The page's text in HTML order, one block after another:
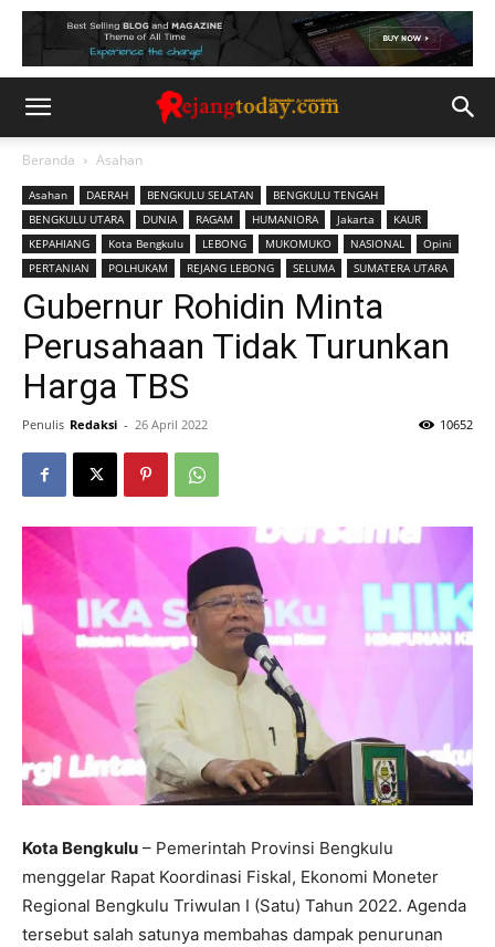
Beranda Asahan
Asahan DAERAH BENGKULU SELATAN
BENGKULU TENGAH
BENGKULU UTARA
DUNIA RAGAM HUMANIORA Jakarta
KAUR
KEPAHIANG
Kota Bengkulu LEBONG MUKOMUKO NASIONAL
Opini
PERTANIAN
POLHUKAM REJANG LEBONG SELUMA SUMATERA UTARA
Gubernur Rohidin Minta
Perusahaan Tidak Turunkan
Harga TBS
Penulis Redaksi - 26 April 2022 10652
Kota Bengkulu – Pemerintah Provinsi Bengkulu
menggelar Rapat Koordinasi Fiskal, Ekonomi Moneter
Regional Bengkulu Triwulan I (Satu) Tahun 2022. Agenda
tersebut salah satunya membahas dampak penurunan